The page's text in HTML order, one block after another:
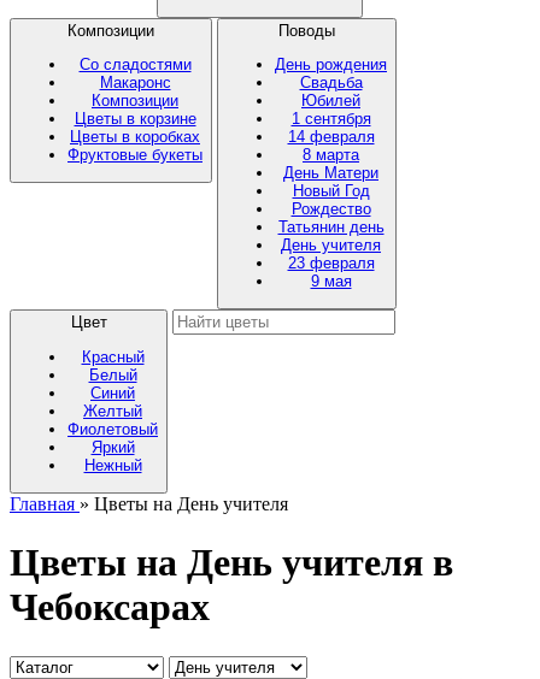
Композиции
Со сладостями
Макаронс
Композиции
Цветы в корзине
Цветы в коробках
Фруктовые букеты
Поводы
День рождения
Свадьба
Юбилей
1 сентября
14 февраля
8 марта
День Матери
Новый Год
Рождество
Татьянин день
День учителя
23 февраля
9 мая
Цвет
Красный
Белый
Синий
Желтый
Фиолетовый
Яркий
Нежный
Главная » Цветы на День учителя
Цветы на День учителя в
Чебоксарах